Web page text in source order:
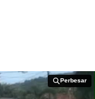
Perbesar
Perbesar